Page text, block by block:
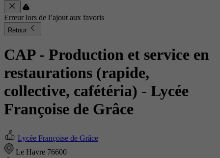
Erreur lors de l’ajout aux favoris
Retour
CAP - Production et service en
restaurations (rapide,
collective, cafétéria) - Lycée
Françoise de Grâce
Lycée Françoise de Grâce
Le Havre 76600